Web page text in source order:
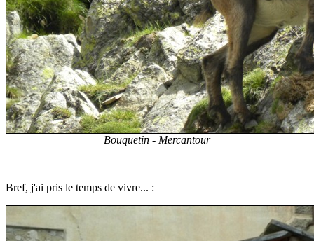
Bouquetin - Mercantour
Bref, j'ai pris le temps de vivre... :